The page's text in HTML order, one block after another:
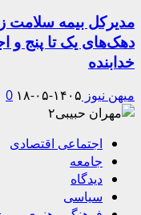
مدیرکل بیمه سلامت
دهک‌های یک تا پنج و
خدابنده
میهن نیوز ۱۴۰۵-۰۵-۱۸ 0
اجتماعی اقتصادی
جامعه
دیدگاه
سیاسی